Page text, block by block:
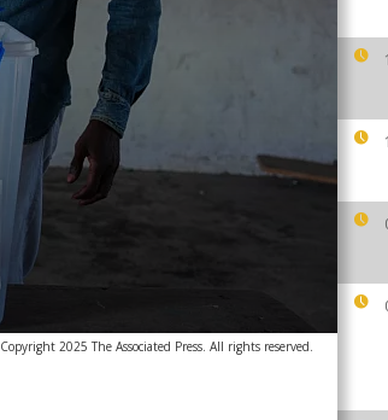
Copyright 2025 The Associated Press. All rights reserved.